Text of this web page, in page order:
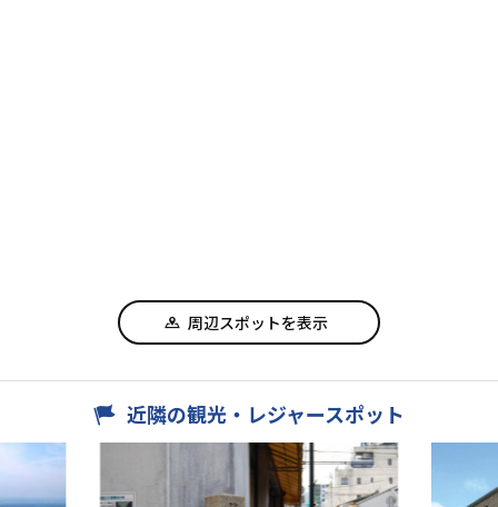
周辺スポットを表示
近隣の観光・レジャースポット